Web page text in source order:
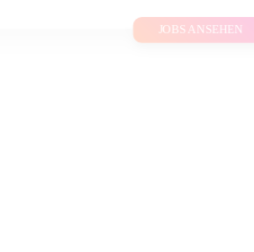
JOBS ANSEHEN